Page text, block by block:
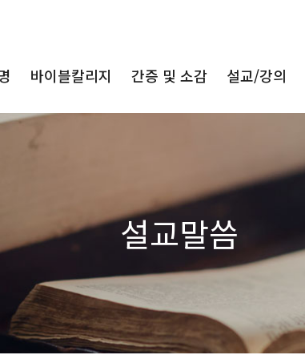
바이블칼리지 간증 및 소감 설교/강의
설교말씀